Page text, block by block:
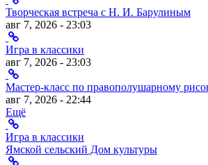
Творческая встреча с Н. И. Барулиным
авг 7, 2026 - 23:03
Игра в классики
авг 7, 2026 - 23:03
Мастер-класс по правополушарному
авг 7, 2026 - 22:44
Ещё
Игра в классики
Ямской сельский Дом культуры